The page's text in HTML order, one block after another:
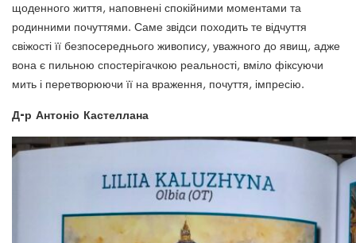
щоденного життя, наповнені спокійними моментами та
родинними почуттями. Саме звідси походить те відчуття
свіжості її безпосереднього живопису, уважного до явищ, адже
вона є пильною спостерігачкою реальності, вміло фіксуючи
мить і перетворюючи її на враження, почуття, імпресію.
Д-р Антоніо Кастеллана